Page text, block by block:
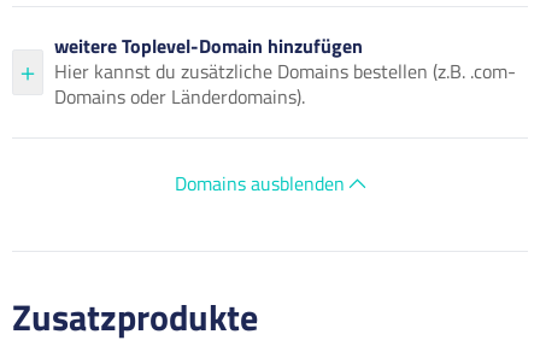
weitere Toplevel-Domain hinzufügen
Hier kannst du zusätzliche Domains bestellen (z.B. .com-
Domains oder Länderdomains).
Domains ausblenden
Zusatzprodukte